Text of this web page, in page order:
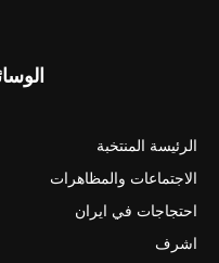
الرئيسة المنتخبة
الاجتماعات والمظاهرات
احتجاجات في ايران
اشرف